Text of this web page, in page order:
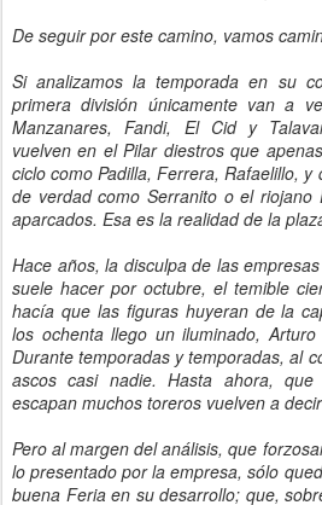
De seguir por este camino, vamos
Si analizamos la temporada en su
primera división únicamente van a
Manzanares, Fandi, El Cid y
vuelven en el Pilar diestros que
ciclo como Padilla, Ferrera, Rafaelillo,
de verdad como Serranito o el riojano
aparcados. Esa es la realidad de la
Hace años, la disculpa de las
suele hacer por octubre, el temible
hacía que las figuras huyeran de la
los ochenta llego un iluminado,
Durante temporadas y temporadas, al
ascos casi nadie. Hasta ahora,
escapan muchos toreros vuelven a
Pero al margen del análisis, que
lo presentado por la empresa, sólo
buena Feria en su desarrollo; que,